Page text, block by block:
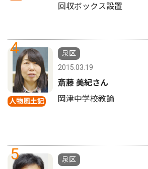
回収ボックス設置
4
人物風土記
泉区
2015.03.19
斎藤 美紀さん
岡津中学校教諭
5
泉区